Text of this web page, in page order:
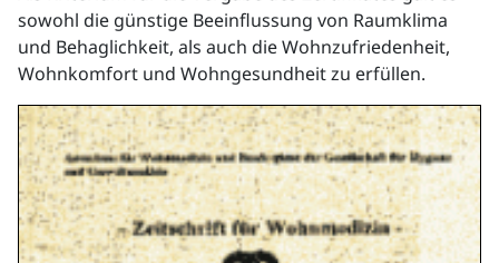
sowohl die günstige Beeinflussung von Raumklima
und Behaglichkeit, als auch die Wohnzufriedenheit,
Wohnkomfort und Wohngesundheit zu erfüllen.